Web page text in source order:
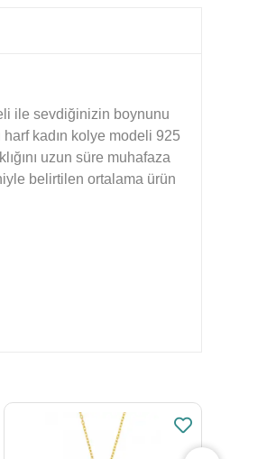
ile sevdiğinizin boynunu
kadın kolye modeli 925
uzun süre muhafaza
belirtilen ortalama ürün